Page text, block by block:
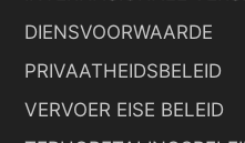
DIENSVOORWAARDE
PRIVAATHEIDSBELEID
VERVOER EISE BELEID